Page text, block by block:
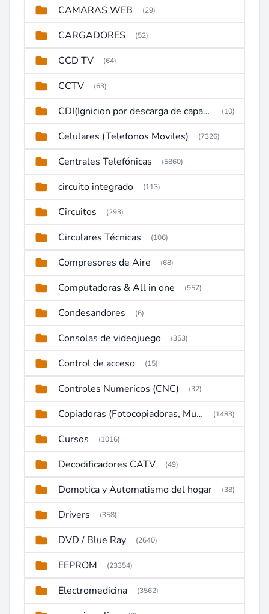
CAMARAS WEB (29)
CARGADORES (52)
CCD TV (64)
CCTV (63)
CDI(Ignicion por descarga de capacitor) (10)
Celulares (Telefonos Moviles) (7326)
Centrales Telefónicas (5860)
circuito integrado (113)
Circuitos (293)
Circulares Técnicas (106)
Compresores de Aire (68)
Computadoras & All in one (957)
Condesandores (6)
Consolas de videojuego (353)
Control de acceso (15)
Controles Numericos (CNC) (32)
Copiadoras (Fotocopiadoras, Multifunctions, Ploter, etc) (1483)
Cursos (1016)
Decodificadores CATV (49)
Domotica y Automatismo del hogar (38)
Drivers (358)
DVD / Blue Ray (2640)
EEPROM (23354)
Electromedicina (3562)